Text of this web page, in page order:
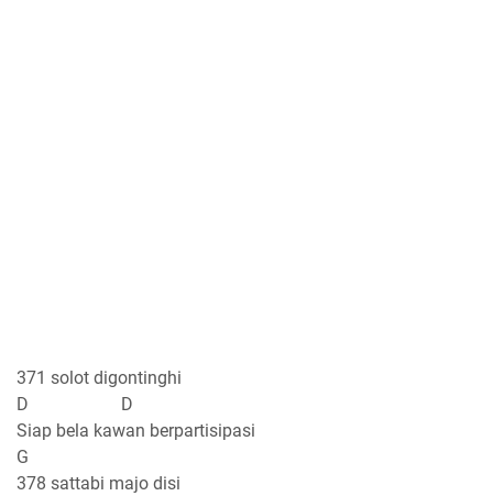
371 solot digontinghi
D D
Siap bela kawan berpartisipasi
G
378 sattabi majo disi